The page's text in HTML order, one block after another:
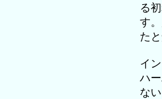
る
す
た
イ
ハ
な